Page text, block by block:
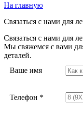
На главную
Связаться с нами для
Связаться с нами для
Мы свяжемся с вами
деталей.
Ваше имя
Телефон *